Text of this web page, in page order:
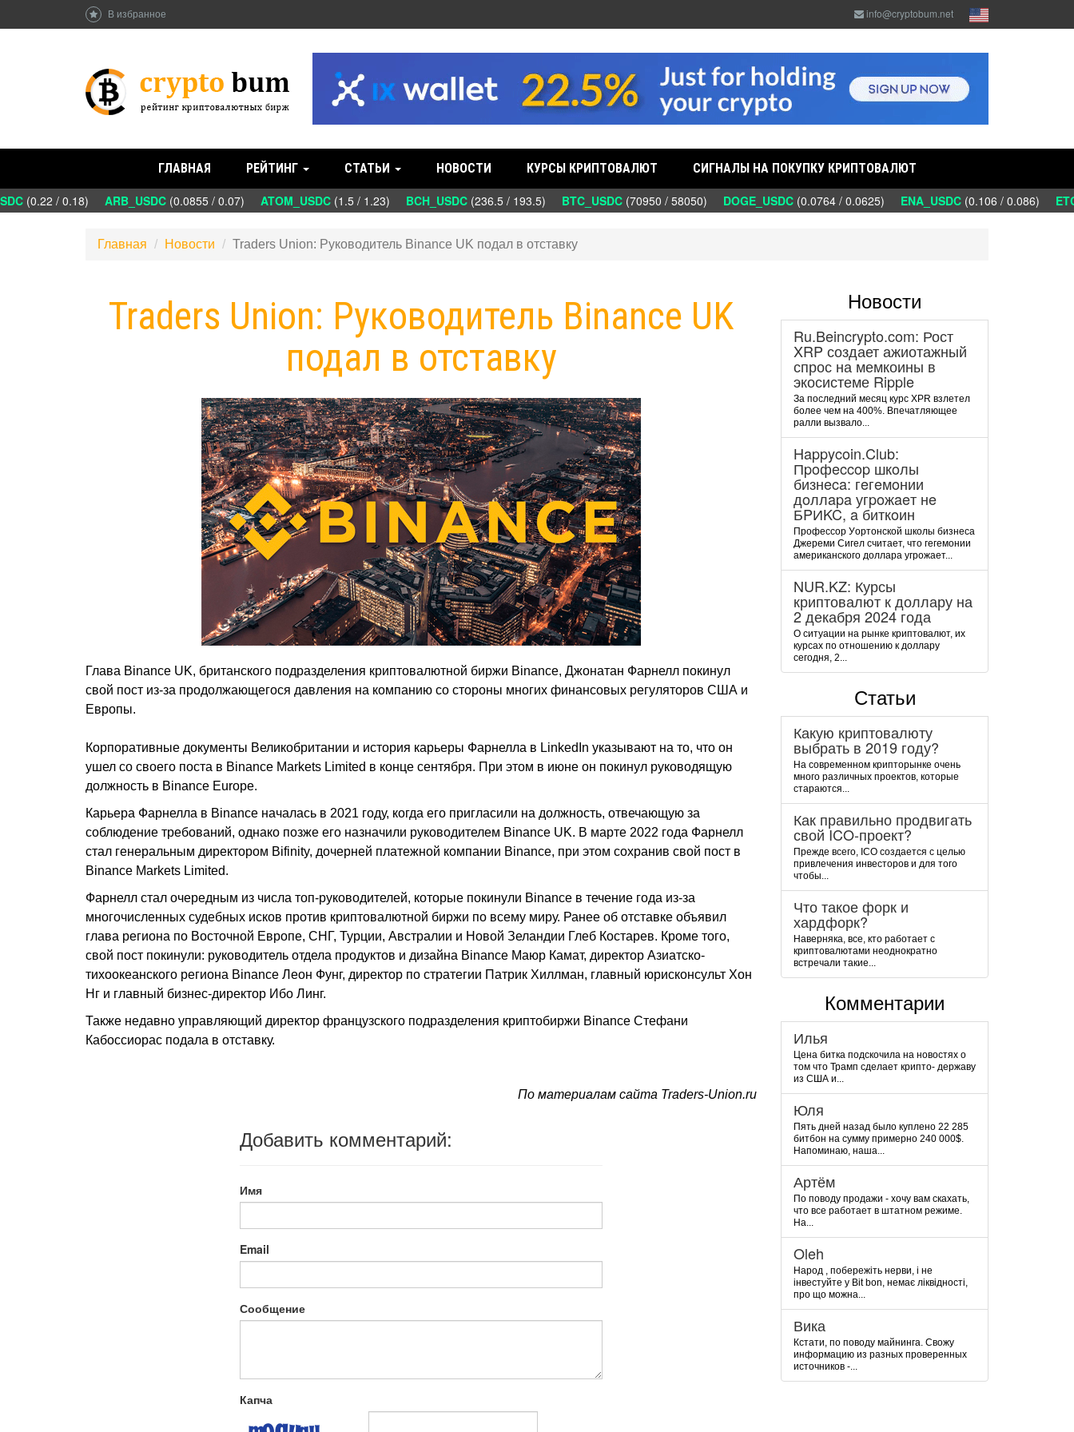
В избранное info@cryptobum.net
ГЛАВНАЯ РЕЙТИНГ СТАТЬИ НОВОСТИ КУРСЫ КРИПТОВАЛЮТ СИГНАЛЫ НА ПОКУПКУ КРИПТОВАЛЮТ
(0.22 / 0.18) ARB_USDC(0.0855 / 0.07) ATOM_USDC(1.5 / 1.23) BCH_USDC(236.5 / 193.5) BTC_USDC(70950 / 58050) DOGE_USDC(0.0764 / 0.0625) ENA_USDC(0.106 / 0.086)
Главная Новости Traders Union: Руководитель Binance UK подал в отставку
Traders Union: Руководитель Binance UK
подал в отставку
Глава Binance UK, британского подразделения криптовалютной биржи Binance, Джонатан Фарнелл покинул
свой пост из-за продолжающегося давления на компанию со стороны многих финансовых регуляторов США и
Европы.
Корпоративные документы Великобритании и история карьеры Фарнелла в LinkedIn указывают на то, что он
ушел со своего поста в Binance Markets Limited в конце сентября. При этом в июне он покинул руководящую
должность в Binance Europe.
Карьера Фарнелла в Binance началась в 2021 году, когда его пригласили на должность, отвечающую за
соблюдение требований, однако позже его назначили руководителем Binance UK. В марте 2022 года Фарнелл
стал генеральным директором Bifinity, дочерней платежной компании Binance, при этом сохранив свой пост в
Binance Markets Limited.
Фарнелл стал очередным из числа топ-руководителей, которые покинули Binance в течение года из-за
многочисленных судебных исков против криптовалютной биржи по всему миру. Ранее об отставке объявил
глава региона по Восточной Европе, СНГ, Турции, Австралии и Новой Зеландии Глеб Костарев. Кроме того,
свой пост покинули: руководитель отдела продуктов и дизайна Binance Маюр Камат, директор Азиатско-
тихоокеанского региона Binance Леон Фунг, директор по стратегии Патрик Хиллман, главный юрисконсульт Хон
Нг и главный бизнес-директор Ибо Линг.
Также недавно управляющий директор французского подразделения криптобиржи Binance Стефани
Кабоссиорас подала в отставку.
По материалам сайта Traders-Union.ru
Добавить комментарий:
Имя
Email
Сообщение
Капча
Новости
Ru.Beincrypto.com: Рост
XRP создает ажиотажный
спрос на мемкоины в
экосистеме Ripple
За последний месяц курс XPR взлетел
более чем на 400%. Впечатляющее
ралли вызвало...
Happycoin.Club:
Пpoфeccop шкoлы
бизнeca: гeгeмoнии
дoллapa угpoжaeт нe
БPИKC, a биткoин
Пpoфeccop Уopтoнcкoй шкoлы бизнeca
Джepeми Cигeл cчитaeт, чтo гeгeмoнии
aмepикaнcкoгo дoллapa угpoжaeт...
NUR.KZ: Курсы
криптовалют к доллару на
2 декабря 2024 года
О ситуации на рынке криптовалют, их
курсах по отношению к доллару
сегодня, 2...
Статьи
Какую криптовалюту
выбрать в 2019 году?
На современном крипторынке очень
много различных проектов, которые
стараются...
Как правильно продвигать
свой ICO-проект?
Прежде всего, ICO создается с целью
привлечения инвесторов и для того
чтобы...
Что такое форк и
хардфорк?
Наверняка, все, кто работает с
криптовалютами неоднократно
встречали такие...
Комментарии
Илья
Цена битка подскочила на новостях о
том что Трамп сделает крипто- державу
из США и...
Юля
Пять дней назад было куплено 22 285
битбон на сумму примерно 240 000$.
Напоминаю, наша...
Артём
По поводу продажи - хочу вам скахать,
что все работает в штатном режиме.
На...
Oleh
Народ , побережіть нерви, і не
інвестуйте у Bit bon, немає ліквідності,
про що можна...
Вика
Кстати, по поводу майнинга. Свожу
информацию из разных проверенных
источников -...